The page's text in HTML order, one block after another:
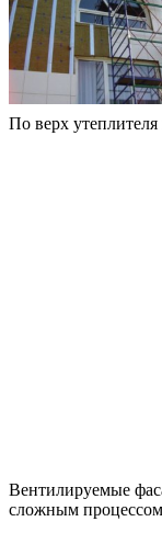
По верх
Вентилируемые
сложным